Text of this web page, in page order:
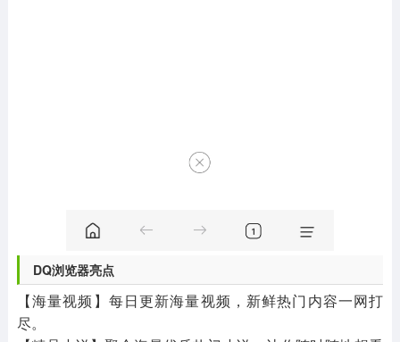
DQ浏览器亮点
【海量视频】每日更新海量视频，新鲜热门内容一网打
尽。